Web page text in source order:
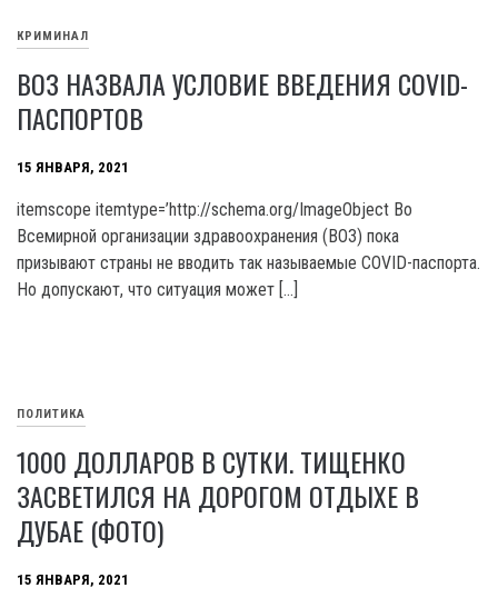
КРИМИНАЛ
ВОЗ НАЗВАЛА УСЛОВИЕ ВВЕДЕНИЯ COVID-
ПАСПОРТОВ
15 ЯНВАРЯ, 2021
itemscope itemtype=’http://schema.org/ImageObject Во
Всемирной организации здравоохранения (ВОЗ) пока
призывают страны не вводить так называемые COVID-паспорта.
Но допускают, что ситуация может […]
ПОЛИТИКА
1000 ДОЛЛАРОВ В СУТКИ. ТИЩЕНКО
ЗАСВЕТИЛСЯ НА ДОРОГОМ ОТДЫХЕ В
ДУБАЕ (ФОТО)
15 ЯНВАРЯ, 2021